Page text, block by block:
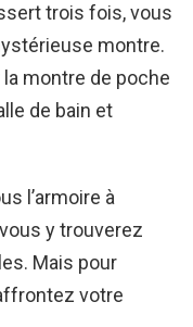
trois fois, vous
montre.
montre de poche
de bain et
l’armoire à
y trouverez
Mais pour
votre